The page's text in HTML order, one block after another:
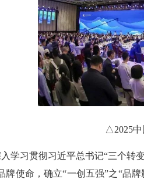
△2025中
习贯彻习近平总书记“三个转变
牌使命，确立“一创五强”之“品